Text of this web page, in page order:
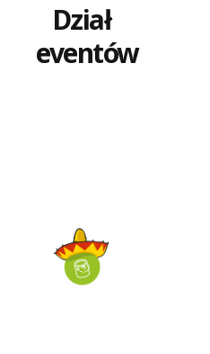
Dział
eventów